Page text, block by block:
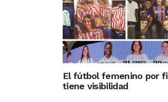
El fútbol femenino por
tiene visibilidad